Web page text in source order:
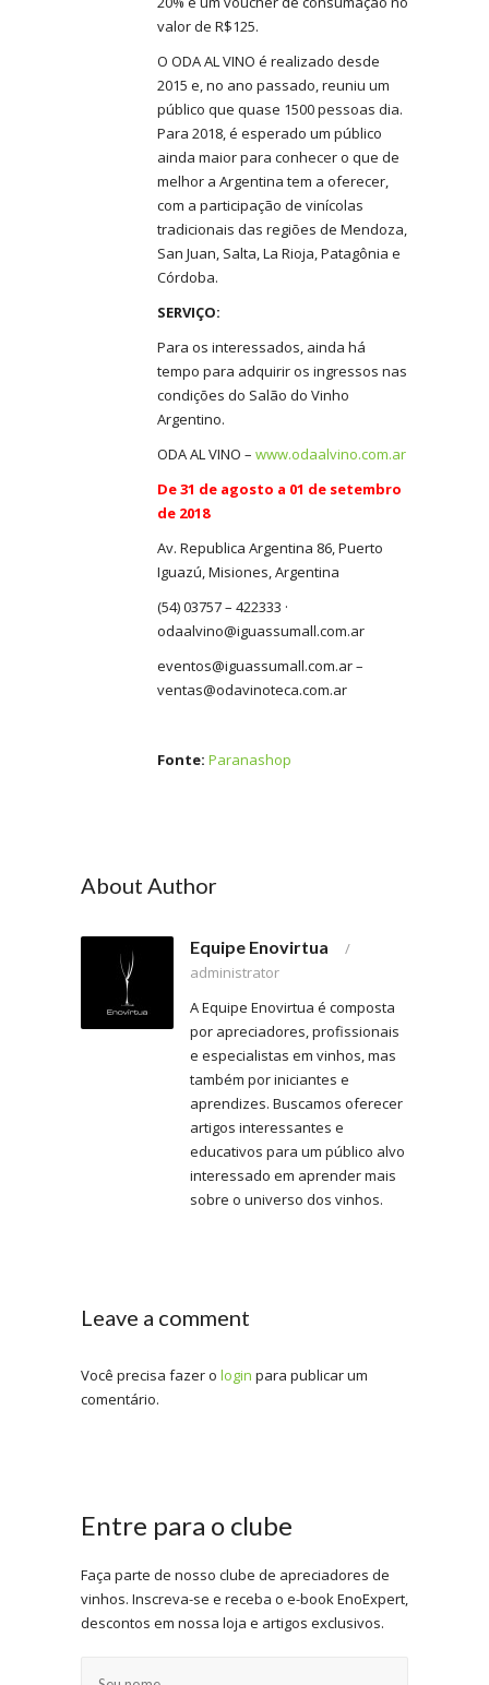
valor de R$125.
O ODA AL VINO é realizado desde
2015 e, no ano passado, reuniu um
público que quase 1500 pessoas dia.
Para 2018, é esperado um público
ainda maior para conhecer o que de
melhor a Argentina tem a oferecer,
com a participação de vinícolas
tradicionais das regiões de Mendoza,
San Juan, Salta, La Rioja, Patagônia e
Córdoba.
SERVIÇO:
Para os interessados, ainda há
tempo para adquirir os ingressos nas
condições do Salão do Vinho
Argentino.
ODA AL VINO – www.odaalvino.com.ar
De 31 de agosto a 01 de setembro
de 2018
Av. Republica Argentina 86, Puerto
Iguazú, Misiones, Argentina
(54) 03757 – 422333 ·
odaalvino@iguassumall.com.ar
eventos@iguassumall.com.ar –
ventas@odavinoteca.com.ar
Fonte: Paranashop
About Author
Equipe Enovirtua
/
administrator
A Equipe Enovirtua é composta
por apreciadores, profissionais
e especialistas em vinhos, mas
também por iniciantes e
aprendizes. Buscamos oferecer
artigos interessantes e
educativos para um público alvo
interessado em aprender mais
sobre o universo dos vinhos.
Leave a comment
Você precisa fazer o login para publicar um
comentário.
Entre para o clube
Faça parte de nosso clube de apreciadores de
vinhos. Inscreva-se e receba o e-book EnoExpert,
descontos em nossa loja e artigos exclusivos.